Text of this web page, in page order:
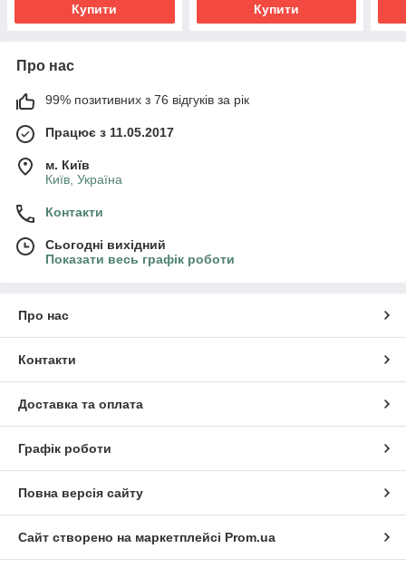
Купити Купити
Про нас
99% позитивних з 76 відгуків за рік
Працює з 11.05.2017
м. Київ
Київ, Україна
Контакти
Сьогодні вихідний
Показати весь графік роботи
Про нас
Контакти
Доставка та оплата
Графік роботи
Повна версія сайту
Сайт створено на маркетплейсі Prom.ua